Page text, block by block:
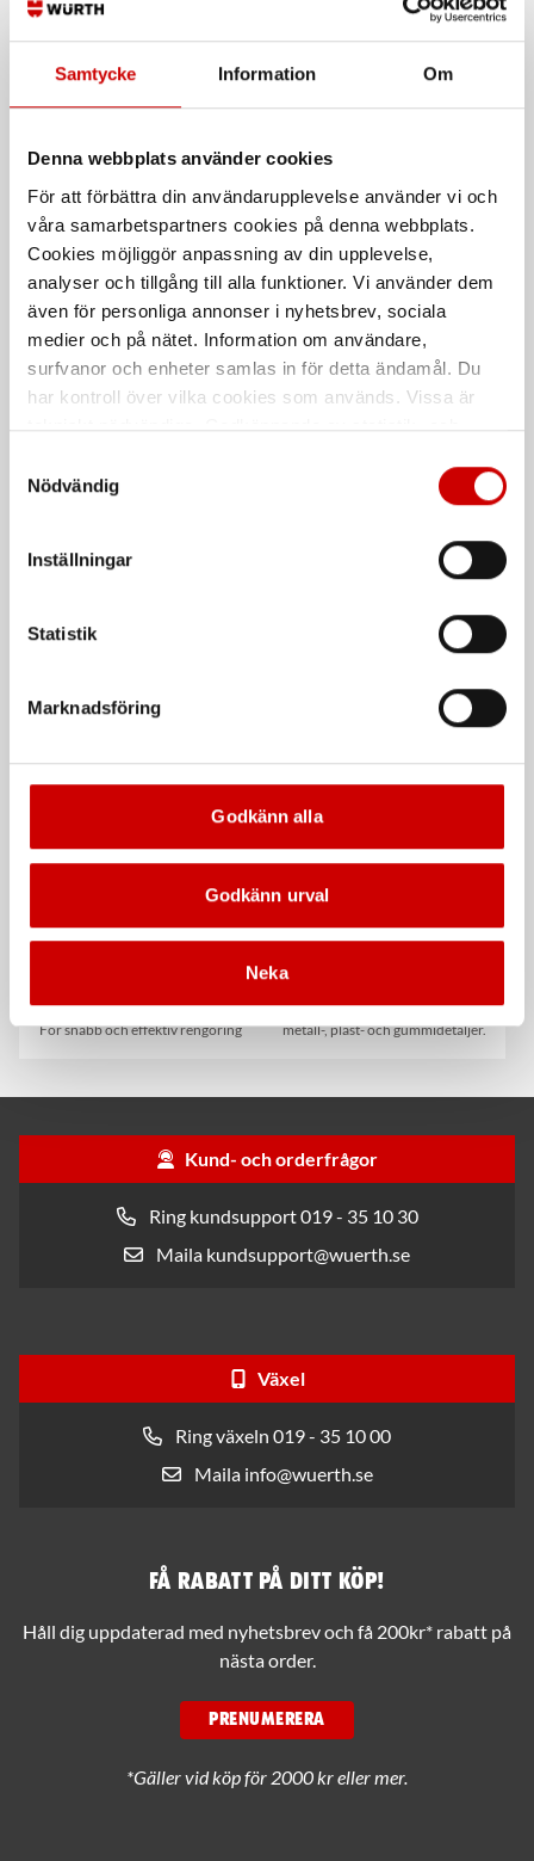
Samtycke Information Om
Denna webbplats använder cookies
För att förbättra din användarupplevelse använder vi och
våra samarbetspartners cookies på denna webbplats.
Cookies möjliggör anpassning av din upplevelse,
analyser och tillgång till alla funktioner. Vi använder dem
även för personliga annonser i nyhetsbrev, sociala
medier och på nätet. Information om användare,
surfvanor och enheter samlas in för detta ändamål. Du
har kontroll över vilka cookies som används. Vissa är
tekniskt nödvändiga. Godkännande av statistik- och
länder utanför EU med olika dataskyddsnormer. Genom
att godkänna samtycker du till sådana överföringar. Läs
Nödvändig
Inställningar
Statistik
Marknadsföring
Godkänn alla
Godkänn urval
Neka
Sula Footlab Stable trac
Ergonomisk iläggsula för neutralt
fotvalv. ESD.
Skyddssandal Sievi Air R4
Roller S1P
Luftig och slitstark.
De som köpte, köpte även
Kampanj
Dispenserbox med 100 st.
Kampanj
För snabb och effektiv rengöring
Kampanj
Cyanoakrylatlim för limning av
metall-, plast- och gummidetaljer.
Kund- och orderfrågor
Ring kundsupport 019 - 35 10 30
Maila kundsupport@wuerth.se
Växel
Ring växeln 019 - 35 10 00
Maila info@wuerth.se
Få rabatt på ditt köp!
Håll dig uppdaterad med nyhetsbrev och få 200kr* rabatt på
nästa order.
PRENUMERERA
*Gäller vid köp för 2000 kr eller mer.